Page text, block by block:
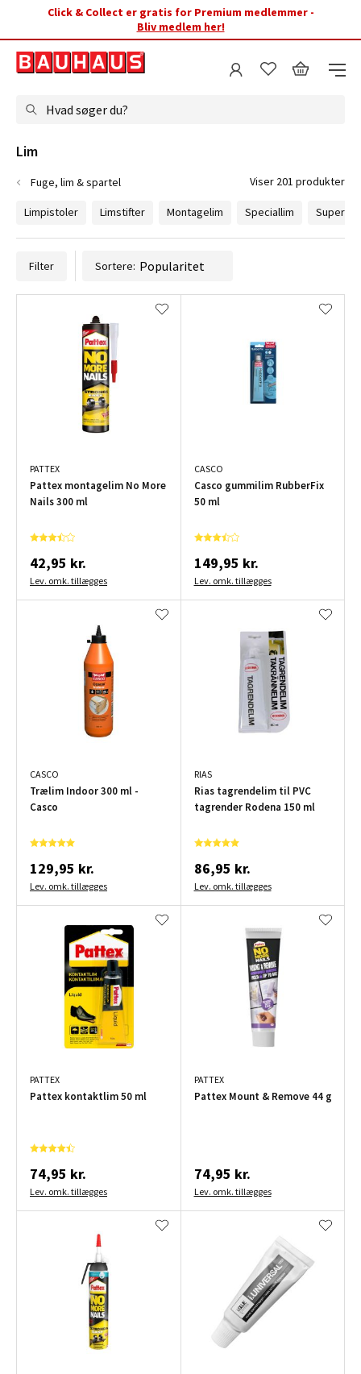
Click & Collect er gratis for Premium medlemmer -
Bliv medlem her!
Hvad søger du?
Filter Sortere:
PATTEX
Pattex montagelim No More
Nails 300 ml
42,95 kr.
Lev. omk. tillægges
CASCO
Casco gummilim RubberFix
50 ml
149,95 kr.
Lev. omk. tillægges
CASCO
Trælim Indoor 300 ml -
Casco
129,95 kr.
Lev. omk. tillægges
RIAS
Rias tagrendelim til PVC
tagrender Rodena 150 ml
86,95 kr.
Lev. omk. tillægges
PATTEX
Pattex kontaktlim 50 ml
74,95 kr.
Lev. omk. tillægges
PATTEX
Pattex Mount & Remove 44 g
74,95 kr.
Lev. omk. tillægges
Lim
Fuge, lim & spartel Viser 201 produkter
Limpistoler Limstifter Montagelim Speciallim Superlim